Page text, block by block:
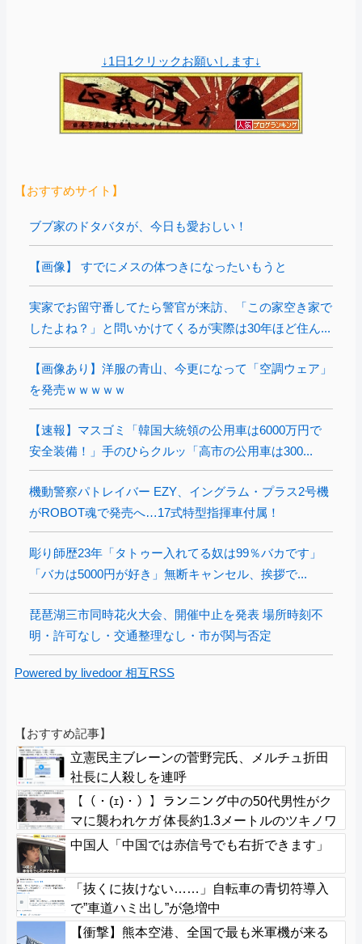
↓1日1クリックお願いします↓
【おすすめサイト】
ブブ家のドタバタが、今日も愛おしい！
【画像】 すでにメスの体つきになったいもうと
実家でお留守番してたら警官が来訪、「この家空き家で
したよね？」と問いかけてくるが実際は30年ほど住ん...
【画像あり】洋服の青山、今更になって「空調ウェア」
を発売ｗｗｗｗｗ
【速報】マスゴミ「韓国大統領の公用車は6000万円で
安全装備！」手のひらクルッ「高市の公用車は300...
機動警察パトレイバー EZY、イングラム・プラス2号機
がROBOT魂で発売へ…17式特型指揮車付属！
彫り師歴23年「タトゥー入れてる奴は99％バカです」
「バカは5000円が好き」無断キャンセル、挨拶で...
琵琶湖三市同時花火大会、開催中止を発表 場所時刻不
明・許可なし・交通整理なし・市が関与否定
Powered by livedoor 相互RSS
【おすすめ記事】
立憲民主ブレーンの菅野完氏、メルチュ折田
社長に人殺しを連呼
【（・(ｪ)・）】ランニング中の50代男性がク
マに襲われケガ 体長約1.3メートルのツキノワ
グマに腕や足をかまれる 岐阜・高山市
中国人「中国では赤信号でも右折できます」
「抜くに抜けない……」自転車の青切符導入
で”車道ハミ出し”が急増中
【衝撃】熊本空港、全国で最も米軍機が来る